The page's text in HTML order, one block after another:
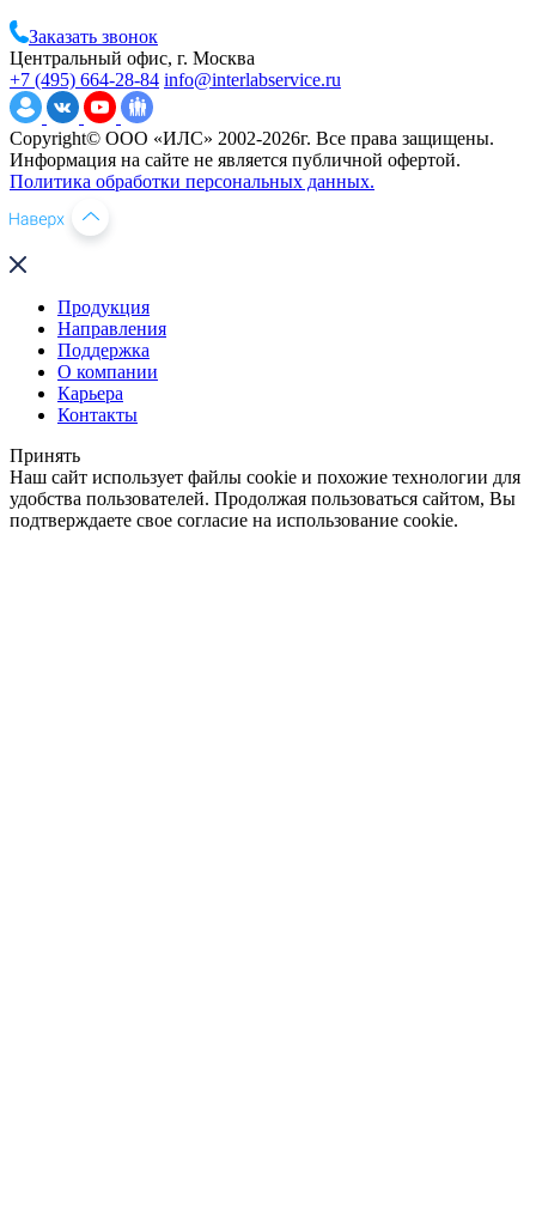
Заказать звонок
Центральный офис, г. Москва
+7 (495) 664-28-84 info@interlabservice.ru
Copyright© ООО «ИЛС» 2002-2026г. Все права защищены.
Информация на сайте не является публичной офертой.
Политика обработки персональных данных.
Продукция
Направления
Поддержка
О компании
Карьера
Контакты
Принять
Наш сайт использует файлы cookie и похожие технологии для
удобства пользователей. Продолжая пользоваться сайтом, Вы
подтверждаете свое согласие на использование cookie.